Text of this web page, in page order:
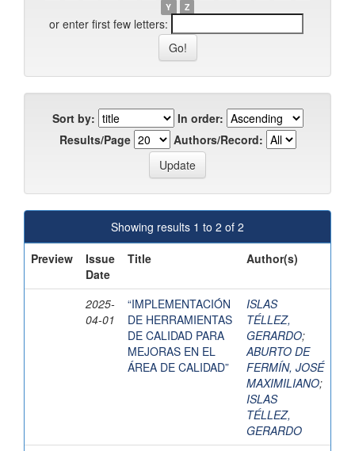
Y
Z
or enter first few letters:
Sort by:
In order:
Results/Page
Authors/Record:
Showing results 1 to 2 of 2
Preview
Issue
Date
Title Author(s)
2025-
04-01
“IMPLEMENTACIÓN
DE HERRAMIENTAS
DE CALIDAD PARA
MEJORAS EN EL
ÁREA DE CALIDAD”
ISLAS
TÉLLEZ,
GERARDO;
ABURTO DE
FERMÍN, JOSÉ
MAXIMILIANO;
ISLAS
TÉLLEZ,
GERARDO